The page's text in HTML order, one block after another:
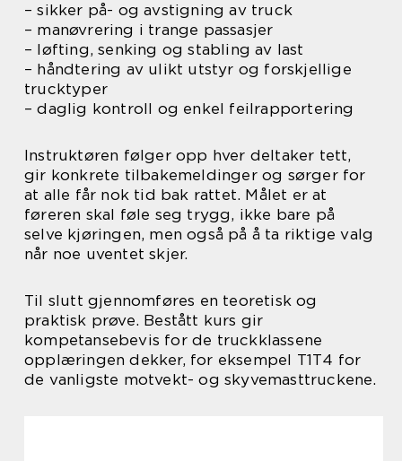
– sikker på- og avstigning av truck
– manøvrering i trange passasjer
– løfting, senking og stabling av last
– håndtering av ulikt utstyr og forskjellige
trucktyper
– daglig kontroll og enkel feilrapportering
Instruktøren følger opp hver deltaker tett,
gir konkrete tilbakemeldinger og sørger for
at alle får nok tid bak rattet. Målet er at
føreren skal føle seg trygg, ikke bare på
selve kjøringen, men også på å ta riktige valg
når noe uventet skjer.
Til slutt gjennomføres en teoretisk og
praktisk prøve. Bestått kurs gir
kompetansebevis for de truckklassene
opplæringen dekker, for eksempel T1T4 for
de vanligste motvekt- og skyvemasttruckene.